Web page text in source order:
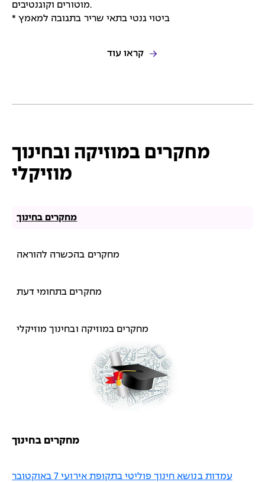
מוטורים וקוגנטיבים.
* ביטוי גנטי בתאי שריר בתגובה למאמץ
קראו עוד
מחקרים במוזיקה ובחינוך
מוזיקלי
מחקרים בחינוך
מחקרים בהכשרה להוראה
מחקרים בתחומי דעת
מחקרים במוזיקה ובחינוך מוזיקלי
מחקרים בחינוך
עמדות בנושא חינוך פוליטי בתקופת אירועי 7 באוקטובר